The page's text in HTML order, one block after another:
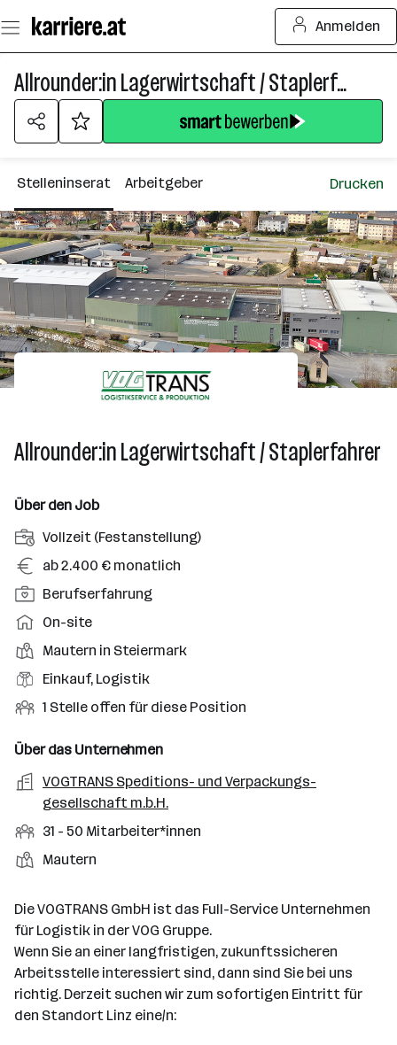
Seiteninhalt
springen
Anmelden
Allrounder:in Lagerwirtschaft / Staplerfahrer
Stelleninserat Arbeitgeber Drucken
Allrounder:in Lagerwirtschaft / Staplerfahrer
Über den Job
A
n
t
e
l
u
n
s
r
Vollzeit (Festanstellung)
G
e
h
a
l
t
ab 2.400 € monatlich
P
o
i
t
i
n
e
e
e
Berufserfahrung
A
r
b
e
i
s
m
o
e
l
On-site
D
i
n
t
o
Mautern in Steiermark
B
e
u
s
e
d
r
Einkauf, Logistik
O
f
n
S
t
l
e
n
1 Stelle offen für diese Position
Über das Unternehmen
A
b
i
g
e
b
e
r
VOGTRANS Speditions- und Verpackungs-
gesellschaft m.b.H.
M
i
t
r
b
e
i
t
e
31 - 50 Mitarbeiter*innen
S
a
n
d
o
r
t
Mautern
Die VOGTRANS GmbH ist das Full-Service Unternehmen
für Logistik in der VOG Gruppe.
Wenn Sie an einer langfristigen, zukunftssicheren
Arbeitsstelle interessiert sind, dann sind Sie bei uns
richtig. Derzeit suchen wir zum sofortigen Eintritt für
den Standort Linz eine/n: